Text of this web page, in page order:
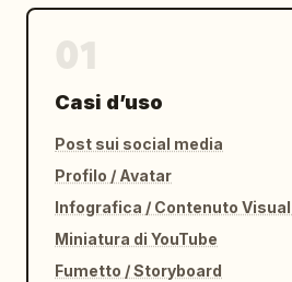
Casi d’uso
Post sui social media
Profilo / Avatar
Infografica / Contenuto
Miniatura di YouTube
Fumetto / Storyboard